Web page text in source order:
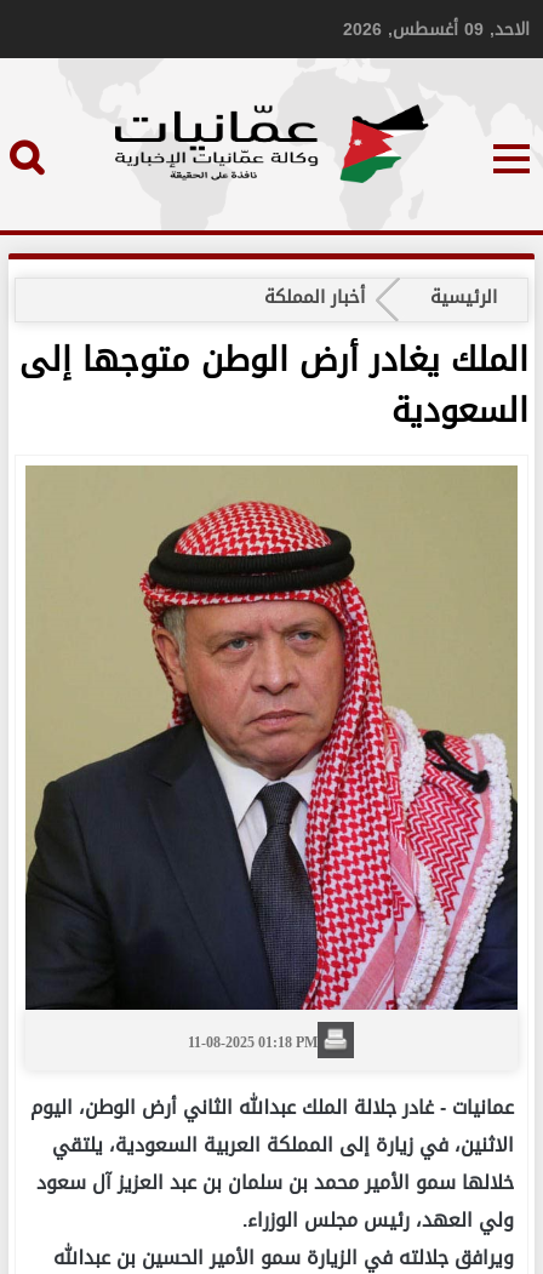
الاحد, 09 أغسطس, 2026
الرئيسية أخبار المملكة
الملك يغادر أرض الوطن متوجها إلى
السعودية
11-08-2025 01:18 PM
عمانيات -غادر جلالة الملك عبدالله الثاني أرض الوطن، اليوم
الاثنين، في زيارة إلى المملكة العربية السعودية، يلتقي
خلالها سمو الأمير محمد بن سلمان بن عبد العزيز آل سعود
ولي العهد، رئيس مجلس الوزراء.
ويرافق جلالته في الزيارة سمو الأمير الحسين بن عبدالله